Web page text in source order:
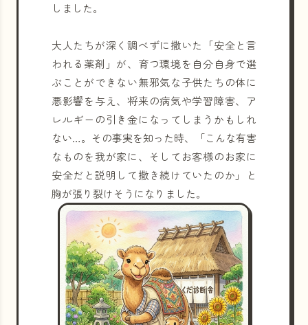
しました。
大人たちが深く調べずに撒いた「安全と言
われる薬剤」が、育つ環境を自分自身で選
ぶことができない無邪気な子供たちの体に
悪影響を与え、将来の病気や学習障害、ア
レルギーの引き金になってしまうかもしれ
ない…。その事実を知った時、「こんな有害
なものを我が家に、そしてお客様のお家に
安全だと説明して撒き続けていたのか」と
胸が張り裂けそうになりました。